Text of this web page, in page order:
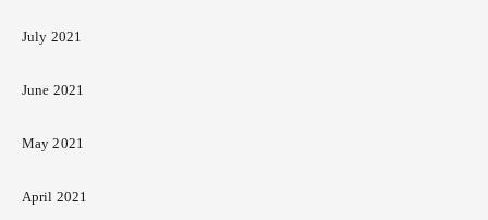
July 2021
June 2021
May 2021
April 2021